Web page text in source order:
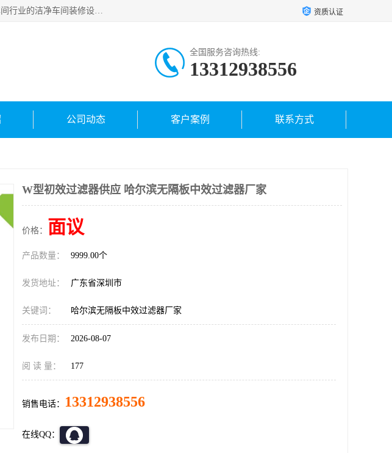
从事各种实验室、手术室、医院、食品、化妆品、制药、医疗器械、光学、半导体、精密电子等无尘车间行业的洁净车间装修设计、净化设备、恒温恒湿空调的设计制作与安装、净化系统工程项目施工及其技术支持服务。 资质认证
全国服务咨询热线:
13312938556
公司动态 客户案例 联系方式
W型初效过滤器供应 哈尔滨无隔板中效过滤器厂家
价格： 面议
产品数量： 9999.00个
发货地址： 广东省深圳市
关键词： 哈尔滨无隔板中效过滤器厂家
发布日期： 2026-08-07
阅 读 量： 177
销售电话： 13312938556
在线QQ：